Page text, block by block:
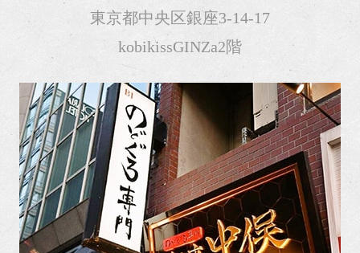
東京都中央区銀座3-14-17
kobikissGINZa2階